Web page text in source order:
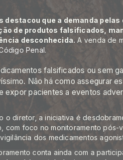
destacou que a demanda
de produtos falsificados,
desconhecida. A venda de
Penal.
falsificados ou sem
Não há como assegurar
expor pacientes a eventos
o diretor, a iniciativa é
com foco no monitoramento
dos medicamentos
conta ainda com a